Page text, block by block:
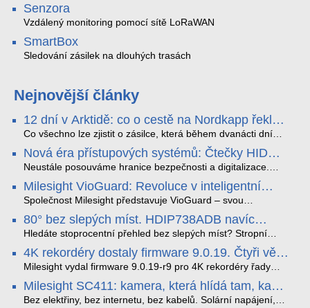
Senzora
Vzdálený monitoring pomocí sítě LoRaWAN
SmartBox
Sledování zásilek na dlouhých trasách
Nejnovější články
12 dní v Arktidě: co o cestě na Nordkapp řekla
data ze SMARTBOX 2 MAX
Co všechno lze zjistit o zásilce, která během dvanácti dní
projede Arktidou? SMARTBOX 2 MAX jsme vzali na trasu z
Tromsø přes Lofoty, Kirunu a finské Laponsko až na
Nordkapp. Bez jediného dobití, v mrazu až −13 °C a mimo
otřesy i náklon. Výsledkem není jen čára na mapě, ale
podrobný datový příběh celé cesty.
Nová éra přístupových systémů: Čtečky HID
Signo
Neustále posouváme hranice bezpečnosti a digitalizace.
v oblasti kontroly přístupu – moderní a vysoce univerzální
čtečky HID Signo.
Milesight VioGuard: Revoluce v inteligentní
detekci dopravních přestupků
Společnost Milesight představuje VioGuard – svou
dopravních přestupků. Tento systém, poháněný
sofistikovanými algoritmy umělé inteligence (AI), je navržen
tak, aby poskytoval komplexní nástroje pro vymáhání
dopravních předpisů, zvyšoval bezpečnost na silnicích a
optimalizoval plynulost dopravy v moderních městech.
80° bez slepých míst. HDIP738ADB navíc
streamuje na YouTube – bez PC.
Hledáte stoprocentní přehled bez slepých míst? Stropní
panoramatická kamera HDIP738ADB skládá obraz ze dvou
4MP senzorů SONY do jednoho čistého 180° záběru bez
zkreslení. K tomu přidává AI detekci osob a vozidel,
YouTube – bez běžícího počítače.
4K rekordéry dostaly firmware 9.0.19. Čtyři věci,
které musíte vědět.
Milesight vydal firmware 9.0.19-r9 pro 4K rekordéry řady
které vám zjednoduší práci – a jedna z nich vám ušetří
spoustu zbytečných výjezdů k zákazníkům.
Milesight SC411: kamera, která hlídá tam, kam
kabel nedosáhne
Bez elektřiny, bez internetu, bez kabelů. Solární napájení,